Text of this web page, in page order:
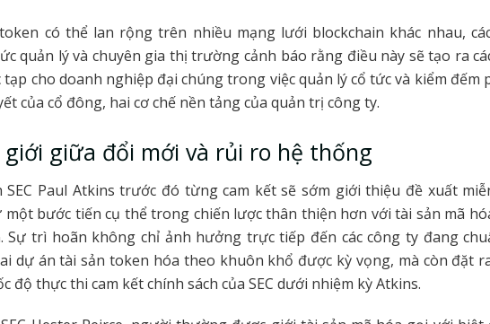
có thể lan rộng trên nhiều mạng lưới blockchain khác nhau,
quản lý và chuyên gia thị trường cảnh báo rằng điều này sẽ tạo ra
tạp cho doanh nghiệp đại chúng trong việc quản lý cổ tức và kiểm đếm
của cổ đông, hai cơ chế nền tảng của quản trị công ty.
giới giữa đổi mới và rủi ro hệ thống
SEC Paul Atkins trước đó từng cam kết sẽ sớm giới thiệu đề xuất
một bước tiến cụ thể trong chiến lược thân thiện hơn với tài sản mã
Sự trì hoãn không chỉ ảnh hưởng trực tiếp đến các công ty đang
dự án tài sản token hóa theo khuôn khổ được kỳ vọng, mà còn đặt
độ thực thi cam kết chính sách của SEC dưới nhiệm kỳ Atkins.